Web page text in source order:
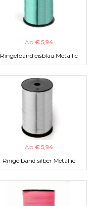
Ab € 5,94
Ringelband eisblau Metallic
Ab € 5,94
Ringelband silber Metallic